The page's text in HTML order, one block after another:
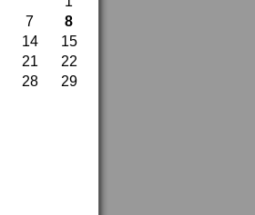
7
8
14
15
21
22
28
29